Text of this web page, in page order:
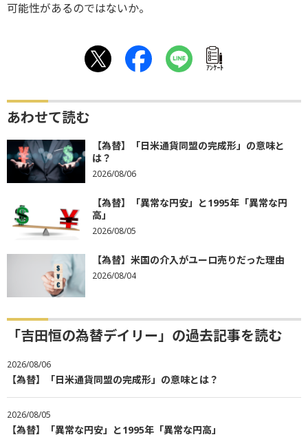
可能性があるのではないか。
ｱﾝｹｰﾄ
あわせて読む
【為替】「日米通貨同盟の完成形」の意味と
は？
2026/08/06
【為替】「異常な円安」と1995年「異常な円
高」
2026/08/05
【為替】米国の介入がユーロ売りだった理由
2026/08/04
「吉田恒の為替デイリー」の過去記事を読む
2026/08/06
【為替】「日米通貨同盟の完成形」の意味とは？
2026/08/05
【為替】「異常な円安」と1995年「異常な円高」